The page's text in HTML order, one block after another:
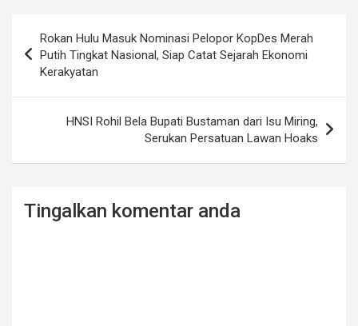
navigation
Rokan Hulu Masuk Nominasi Pelopor KopDes Merah
Putih Tingkat Nasional, Siap Catat Sejarah Ekonomi
Kerakyatan
HNSI Rohil Bela Bupati Bustaman dari Isu Miring,
Serukan Persatuan Lawan Hoaks
Tingalkan komentar anda